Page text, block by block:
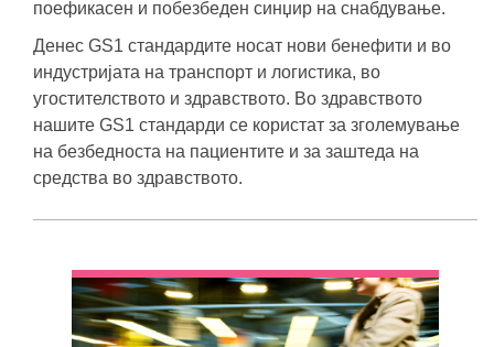
поефикасен и побезбеден синџир на снабдување.
Денес GS1 стандардите носат нови бенефити и во
индустријата на транспорт и логистика, во
угостителството и здравството. Во здравството
нашите GS1 стандарди се користат за зголемување
на безбедноста на пациентите и за заштеда на
средства во здравството.